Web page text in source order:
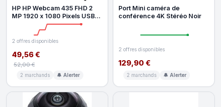
HP HP Webcam 435 FHD 2
MP 1920 x 1080 Pixels USB
2 offres disponibles
49,56 €
52,00 €
2 marchands 🔔 Alerter
Port Mini caméra de
conférence 4K Stéréo Noir
2 offres disponibles
129,90 €
2 marchands 🔔 Alerter